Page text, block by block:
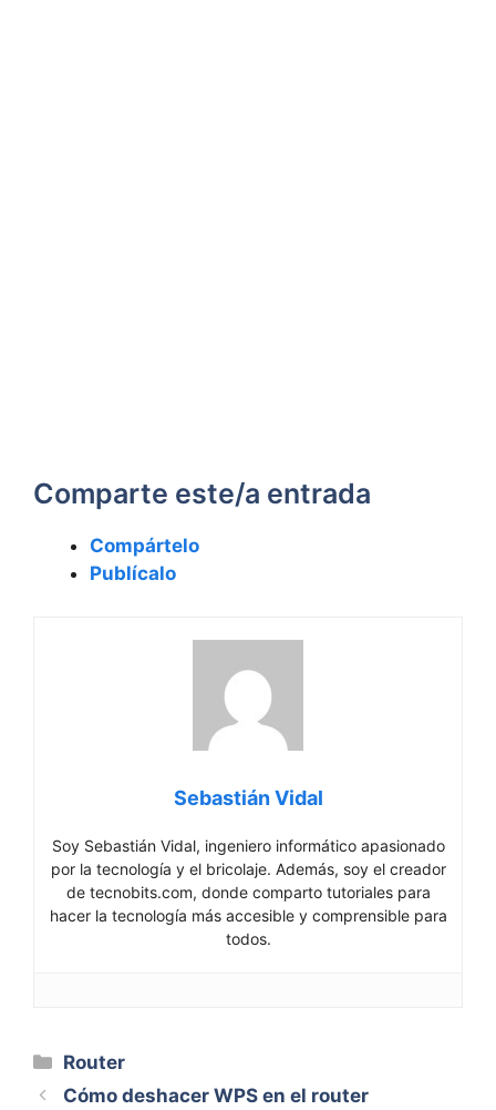
Comparte este/a entrada
Compártelo
Publícalo
Sebastián Vidal
Soy Sebastián Vidal, ingeniero informático apasionado
por la tecnología y el bricolaje. Además, soy el creador
de tecnobits.com, donde comparto tutoriales para
hacer la tecnología más accesible y comprensible para
todos.
Categorías
Router
Cómo deshacer WPS en el router